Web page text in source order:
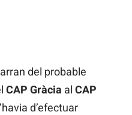
del probable
CAP Gràcia al CAP
d’efectuar